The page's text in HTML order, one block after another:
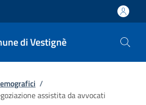
di Vestignè
pane/
assistita da avvocati